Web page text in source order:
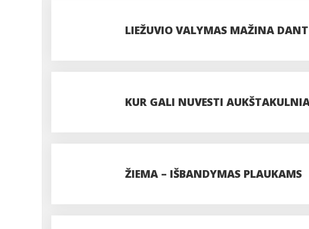
LIEŽUVIO VALYMAS MAŽINA
KUR GALI NUVESTI
ŽIEMA – IŠBANDYMAS PLAUKAMS